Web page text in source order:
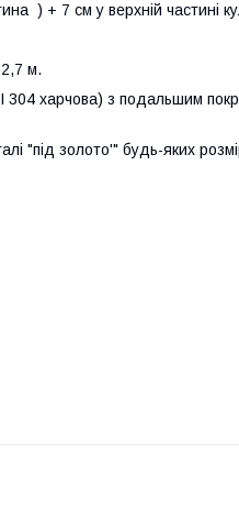
) + 7 см у верхній частині
м.
304 харчова) з подальшим
"під золото'" будь-яких